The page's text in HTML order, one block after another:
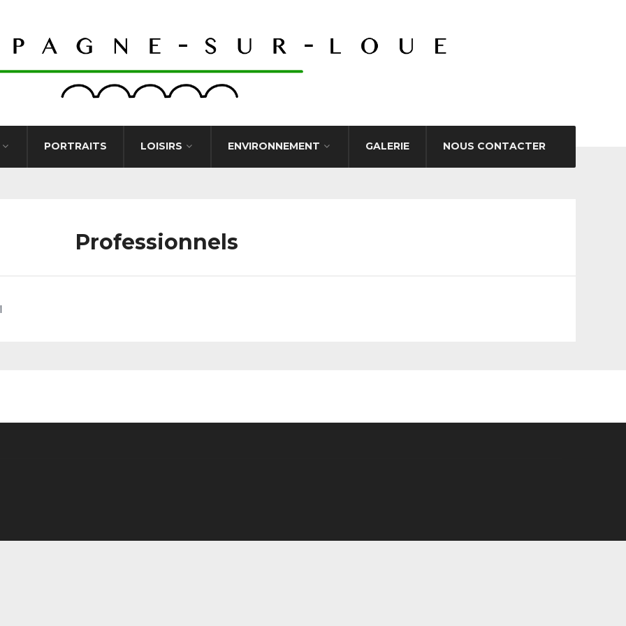
PORTRAITS LOISIRS ENVIRONNEMENT GALERIE NOUS CONTACTER
Professionnels